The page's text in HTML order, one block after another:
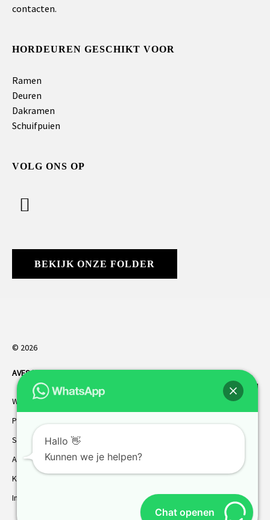
contacten.
HORDEUREN GESCHIKT VOOR
Ramen
Deuren
Dakramen
Schuifpuien
VOLG ONS OP
BEKIJK ONZE FOLDER
© 2026
AVES HORREN. Alle rechten voorbehouden.
Webdesign Vanoo Media
Privacybeleid
Sitemap
AVES garantie
Klantenservice
Inmeten
Chat openen
Hallo 👋
Kunnen we je helpen?